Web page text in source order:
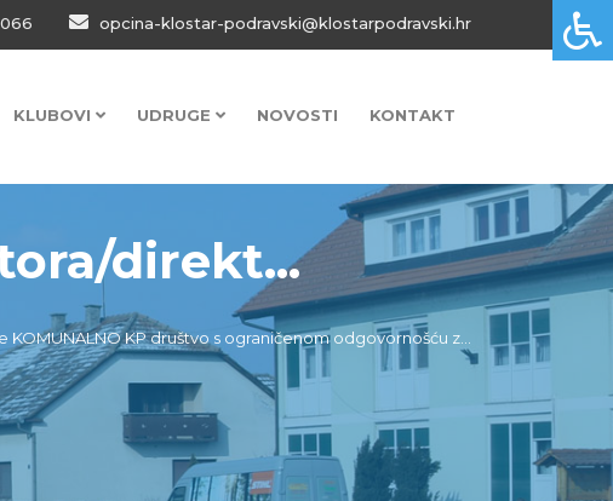
opcina-klostar-podravski@klostarpodravski.hr
KLUBOVI UDRUGE NOVOSTI KONTAKT
direkt...
KP društvo s ograničenom odgovornošću z...